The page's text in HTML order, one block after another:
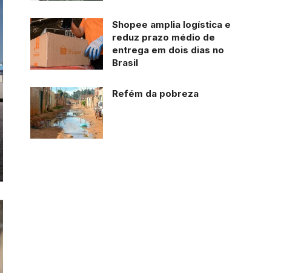
Shopee amplia logística e
reduz prazo médio de
entrega em dois dias no
Brasil
Refém da pobreza